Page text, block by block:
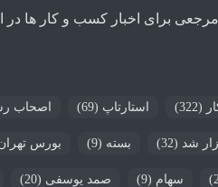
برای اخبار کسب و کار ها در
(322) استارتاپ (69) اصحاب
شد (32) بسته (9) بورس
سهام (9) صمد یوسفی (20)